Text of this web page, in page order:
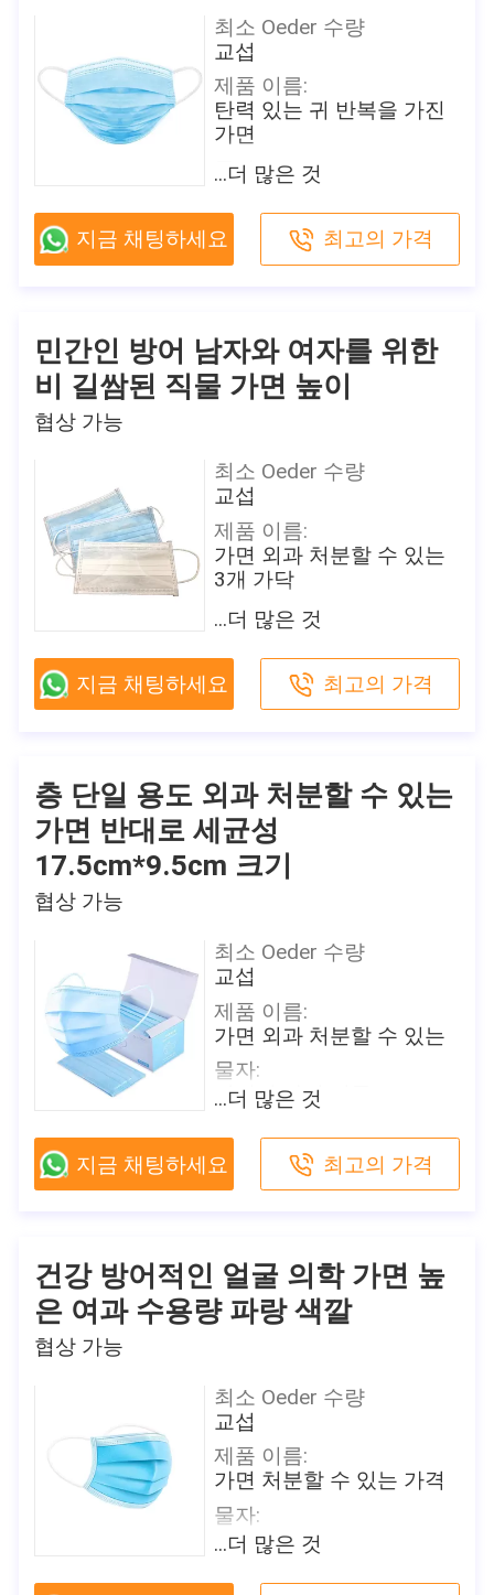
지불 조건
T/T, Paypal, Venmo
공급 능력
일 당 500,000
이 제품에 관심이 있습니까?
판매자로부터 최근 값을 얻으세
브랜드 이름
Shanghai Shark Medical
인증
CE,FDA,TEST REPORT
모델 번호
방호마스크
50 PC/상자, 24는 비닐 봉투
개인적으로 포장됩니다 상자/
지불 조건
T/T, Paypal, Venmo
공급 능력
더 많은 제품 정보를 원합니까?
PDF 팜플렛을 얻으세요
이 제품에 관심이 있습니까?
판매자로부터 최근 값을 얻으세
접촉 판매자
최소 Oeder 수량
교섭
제품 이름:
탄력 있는 귀 반복을 가진
가면
물자:
Blown+Non에 의하여 길쌈
되는 직물
크기:
성인을 위한 17.5 x 9.5 cm
여과 효율성:
중국
브랜드 이름
Shanghai Shark Medical
Supplies
인증
CE,FDA,TEST REPORT
모델 번호
방호마스크
포장 세부 사항
로 포장됩니다 상자/판지
배달 시간
2-7 일 (를 포함하여 휴일)
지불 조건
공급 능력
일 당 500,000
이 제품에 관심이 있습니까?
판매자로부터 최근 값을 얻으세
요
접촉 판매자
...더 많은 것
지금 채팅하세요 최고의 가격
민간인 방어 남자와 여자를 위한
비 길쌈된 직물 가면 높이
협상 가능
최소 Oeder 수량
교섭
제품 이름:
가면 외과 처분할 수 있는
3개 가닥
물자:
짠것이 아닌 직물
작풍:
귀고리
특징:
방어
여과 효율성:
B.F.E≥ 95/99% PFE ≥ 99%
브랜드 이름
Shanghai Shark Medical
Supplies
인증
CE,FDA,TEST REPORT
모델 번호
방호마스크
포장 세부 사항
50 PC/상자, 24는 비닐 봉
배달 시간
2-7 일 (를 포함하여 휴일)
공급 능력
일 당 500,000
더 많은 제품 정보를 원합니까?
PDF 팜플렛을 얻으세요
이 제품에 관심이 있습니까?
요
...더 많은 것
지금 채팅하세요 최고의 가격
층 단일 용도 외과 처분할 수 있는
가면 반대로 세균성
17.5cm*9.5cm 크기
협상 가능
최소 Oeder 수량
교섭
제품 이름:
가면 외과 처분할 수 있는
물자:
짠것이 아닌 직물
파란
크기:
특징:
방어
여과 효율성:
원래 장소
중국
브랜드 이름
Shanghai Shark Medical
Supplies
인증
CE,FDA,TEST REPORT
...더 많은 것
지금 채팅하세요 최고의 가격
건강 방어적인 얼굴 의학 가면 높
은 여과 수용량 파랑 색깔
협상 가능
최소 Oeder 수량
교섭
제품 이름:
가면 처분할 수 있는 가격
물자:
PP
...더 많은 것